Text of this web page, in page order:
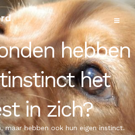
hebben
het
in zich?
maar hebben ook hun eigen instinct.